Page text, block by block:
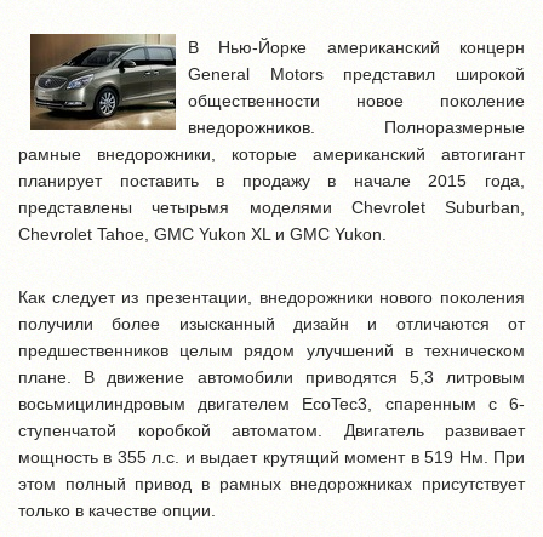
В Нью-Йорке американский концерн
General Motors представил широкой
общественности новое поколение
внедорожников. Полноразмерные
рамные внедорожники, которые американский автогигант
планирует поставить в продажу в начале 2015 года,
представлены четырьмя моделями Chevrolet Suburban,
Chevrolet Tahoe, GMC Yukon XL и GMC Yukon.
Как следует из презентации, внедорожники нового поколения
получили более изысканный дизайн и отличаются от
предшественников целым рядом улучшений в техническом
плане. В движение автомобили приводятся 5,3 литровым
восьмицилиндровым двигателем EcoTec3, спаренным с 6-
ступенчатой коробкой автоматом. Двигатель развивает
мощность в 355 л.с. и выдает крутящий момент в 519 Нм. При
этом полный привод в рамных внедорожниках присутствует
только в качестве опции.